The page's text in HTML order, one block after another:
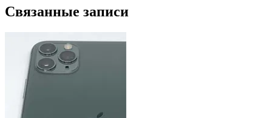
Связанные записи